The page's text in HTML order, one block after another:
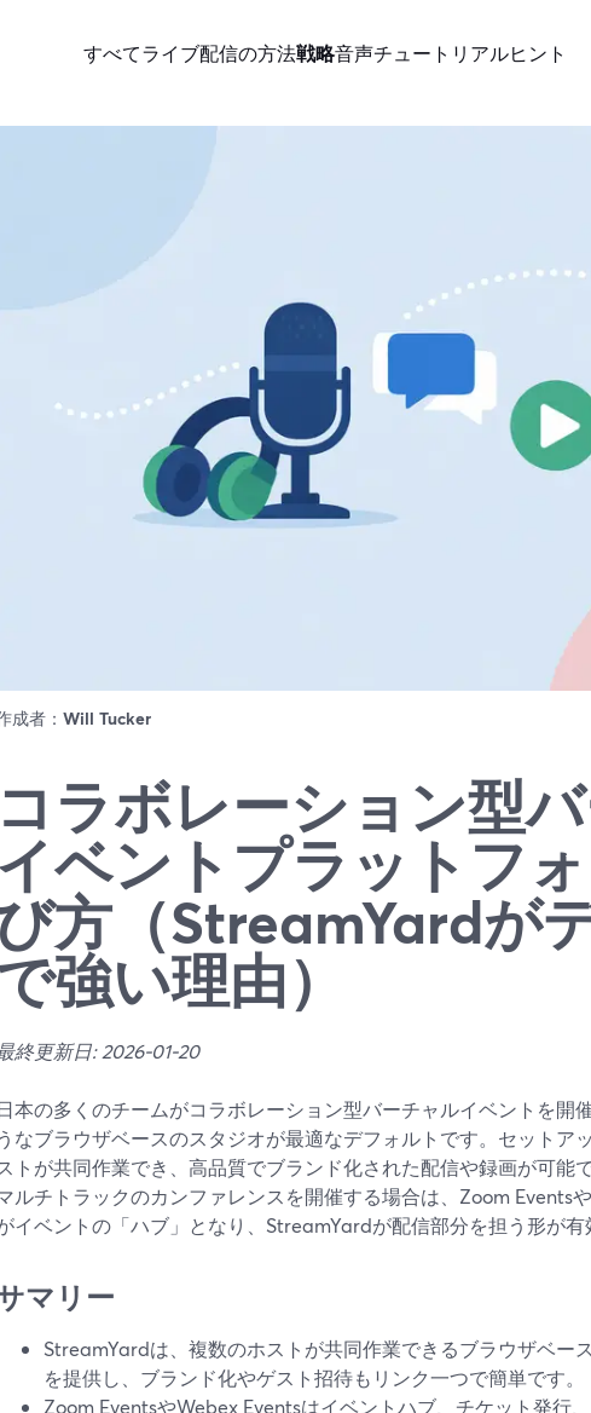
すべてライブ配信の方法戦略音声チュートリアルヒント
成者： Will Tucker
コラボレーション型
ベントプラットフ
方（StreamYardが
強い理由）
終更新日: 2026-01-20
本の多くのチームがコラボレーション型バーチャルイベントを開
うなブラウザベースのスタジオが最適なデフォルトです。セットア
トが共同作業でき、高品質でブランド化された配信や録画が可能
ルチトラックのカンファレンスを開催する場合は、Zoom Events
イベントの「ハブ」となり、StreamYardが配信部分を担う形が有
マリー
StreamYardは、複数のホストが共同作業できるブラウザベー
を提供し、ブランド化やゲスト招待もリンク一つで簡単です。
Zoom EventsやWebex Eventsはイベントハブ、チケット発行